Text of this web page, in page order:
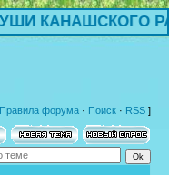
РАЙОНА
Правила форума · Поиск · RSS ]